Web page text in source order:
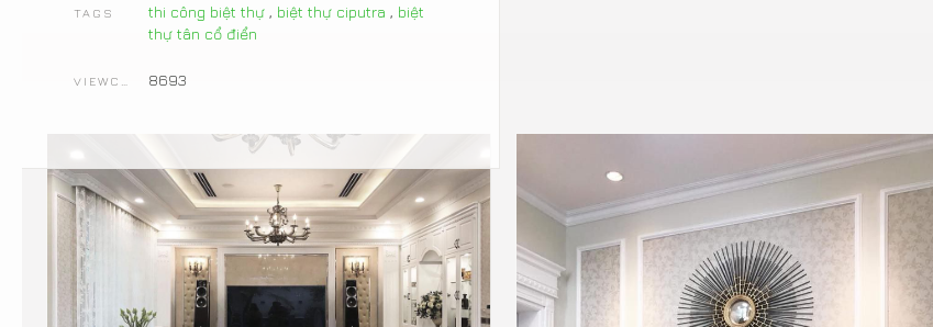
TAGS thi công biệt thự, biệt thự ciputra , biệt
thự tân cổ điển
8693